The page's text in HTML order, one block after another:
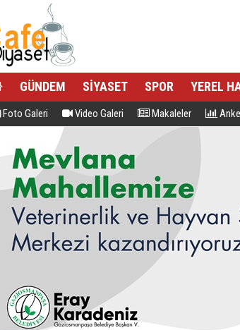
GÜNDEM SİYASET SPOR YEREL
Foto Galeri Video Galeri Makaleler